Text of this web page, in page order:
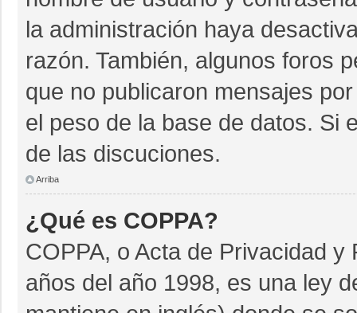
la administración haya
razón. También, algunos foros
que no publicaron mensajes
el peso de la base de datos. Si
de las discuciones.
Arriba
¿Qué es COPPA?
COPPA, o Acta de Privacidad
años del año 1998, es una ley